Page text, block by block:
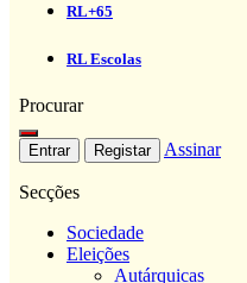
RL+65
RL Escolas
Procurar
Entrar Registar Assinar
Secções
Sociedade
Eleições
Autárquicas